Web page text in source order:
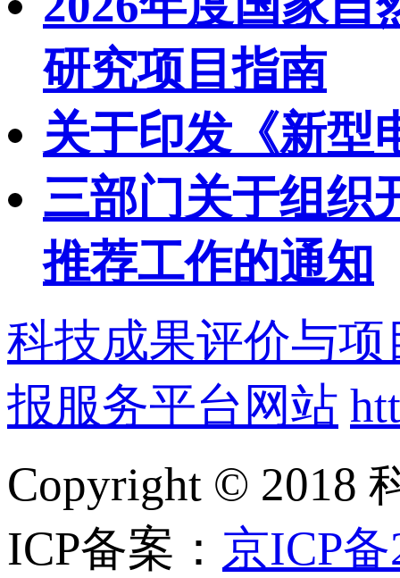
研究项目指南
关于印发《新型
三部门关于组织
推荐工作的通知
科技成果评价与
报服务平台网站
Copyright © 2018
ICP备案： 京ICP